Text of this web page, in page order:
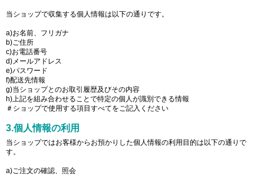
当ショップで収集する個人情報は以下の通りです。
a)お名前、フリガナ
b)ご住所
c)お電話番号
d)メールアドレス
e)パスワード
f)配送先情報
g)当ショップとのお取引履歴及びその内容
h)上記を組み合わせることで特定の個人が識別できる情報
＃ショップで使用する項目すべてをご記入ください
3.個人情報の利用
当ショップではお客様からお預かりした個人情報の利用目的は以下の通りで
す。
a)ご注文の確認、照会